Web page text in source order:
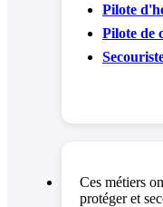
Pilote
Pilote de
Ces métiers
protéger et